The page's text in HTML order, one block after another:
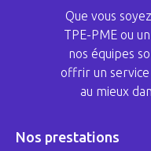
Que vous
TPE-PME ou
nos équipes
offrir un
au mieux
Nos prestations